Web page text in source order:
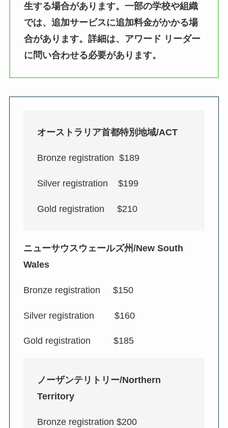
生する場合があります。一部の学校や組織
では、追加サービスに追加料金がかかる場
合があります。詳細は、アワード リーダー
に問い合わせる必要があります。
オーストラリア首都特別地域/ACT
Bronze registration $189
Silver registration $199
Gold registration $210
ニューサウスウェールズ州/New South
Wales
Bronze registration $150
Silver registration $160
Gold registration $185
ノーザンテリトリー/Northern
Territory
Bronze registration $200